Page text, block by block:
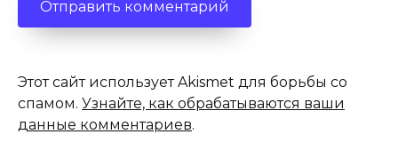
Этот сайт использует Akismet для борьбы со
спамом. Узнайте, как обрабатываются ваши
данные комментариев.